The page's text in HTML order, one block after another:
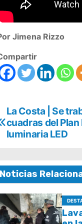
Jimena Rizzo
NLa Costa | Se
cuadras del
luminaria LED
Noticias